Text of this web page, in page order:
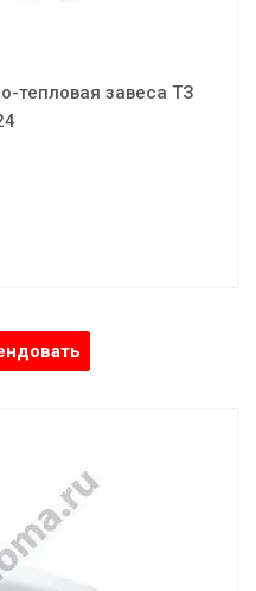
тепловая завеса ТЗ
3100/3700 м³/ч
56 дБ
кг
тепловая завеса ТЗ
36.0 кВт